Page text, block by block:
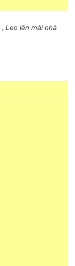
,Leo lên mái nhà